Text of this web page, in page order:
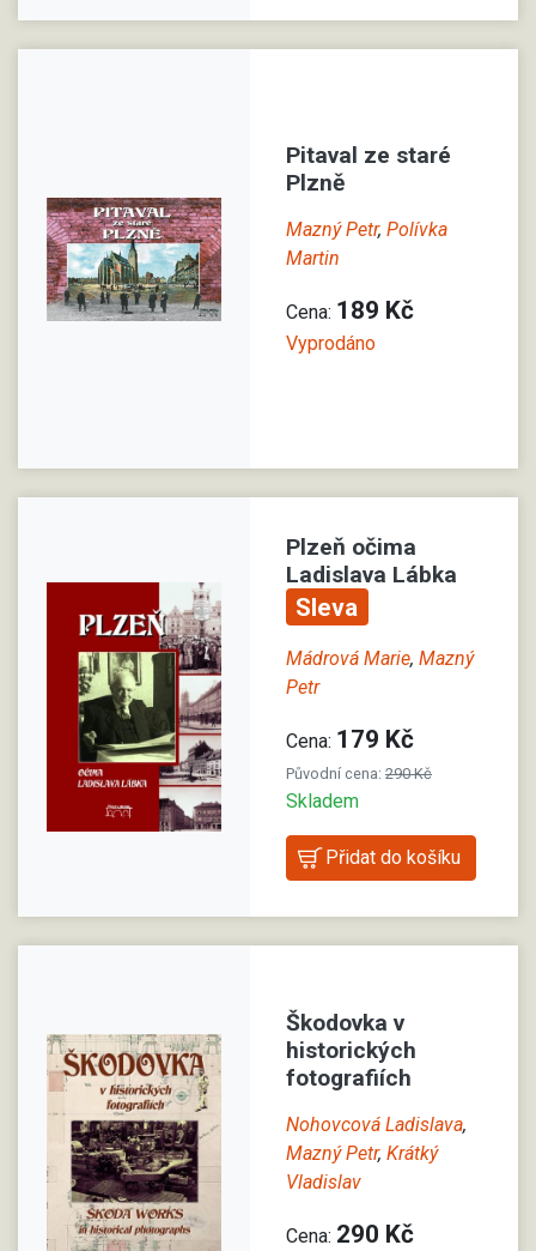
Pitaval ze staré
Plzně
Mazný Petr, Polívka
Martin
Cena: 189 Kč
Vyprodáno
Plzeň očima
Ladislava Lábka
Sleva
Mádrová Marie, Mazný
Petr
Cena: 179 Kč
Původní cena: 290 Kč
Skladem
Škodovka v
historických
fotografiích
Nohovcová Ladislava,
Mazný Petr, Krátký
Vladislav
Cena: 290 Kč